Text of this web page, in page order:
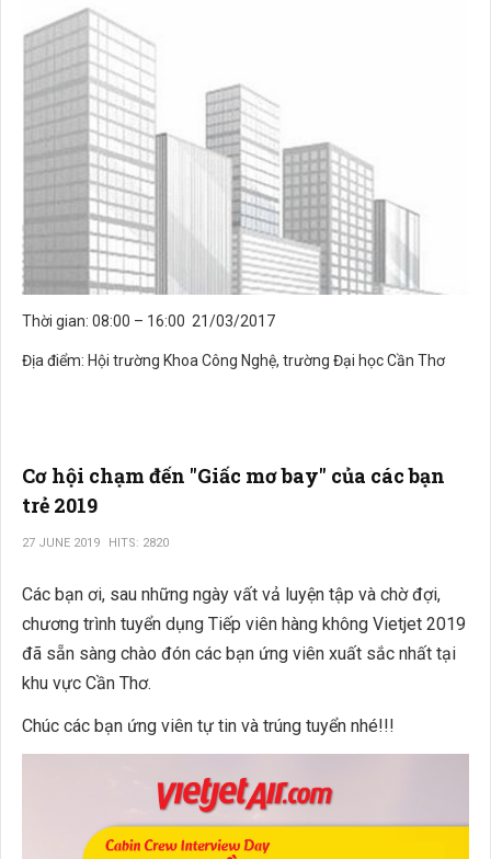
Thời gian: 08:00 – 16:00 21/03/2017
Địa điểm: Hội trường Khoa Công Nghệ, trường Đại học Cần Thơ
Cơ hội chạm đến "Giấc mơ bay" của các bạn
trẻ 2019
27 JUNE 2019 HITS: 2820
Các bạn ơi, sau những ngày vất vả luyện tập và chờ đợi,
chương trình tuyển dụng Tiếp viên hàng không Vietjet 2019
đã sẵn sàng chào đón các bạn ứng viên xuất sắc nhất tại
khu vực Cần Thơ.
Chúc các bạn ứng viên tự tin và trúng tuyển nhé!!!